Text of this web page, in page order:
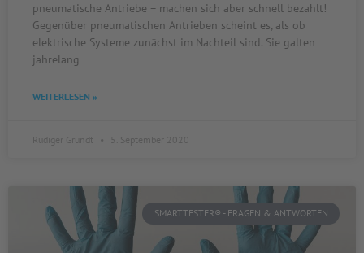
pneumatische Antriebe – machen sich aber schnell bezahlt!
Gegenüber pneumatischen Antrieben scheint es, als ob
elektrische Systeme zunächst im Nachteil sind. Sie galten
jahrelang
WEITERLESEN »
Rüdiger Grundt 5. September 2020
SMARTTESTER® - FRAGEN & ANTWORTEN